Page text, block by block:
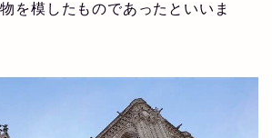
を模したものであったといいま